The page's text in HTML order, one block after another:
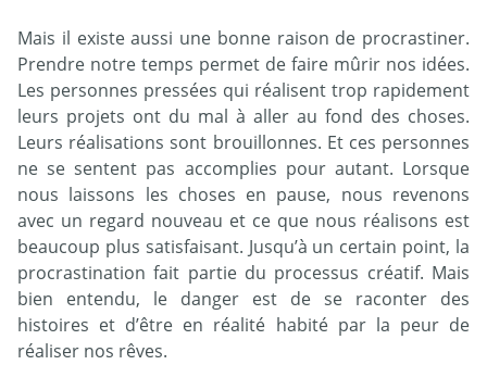
Mais il existe aussi une bonne raison de procrastiner.
Prendre notre temps permet de faire mûrir nos idées.
Les personnes pressées qui réalisent trop rapidement
leurs projets ont du mal à aller au fond des choses.
Leurs réalisations sont brouillonnes. Et ces personnes
ne se sentent pas accomplies pour autant. Lorsque
nous laissons les choses en pause, nous revenons
avec un regard nouveau et ce que nous réalisons est
beaucoup plus satisfaisant. Jusqu’à un certain point, la
procrastination fait partie du processus créatif. Mais
bien entendu, le danger est de se raconter des
histoires et d’être en réalité habité par la peur de
réaliser nos rêves.